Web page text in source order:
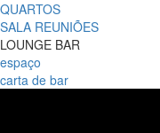
QUARTOS
SALA REUNIÕES
LOUNGE BAR
espaço
carta de bar